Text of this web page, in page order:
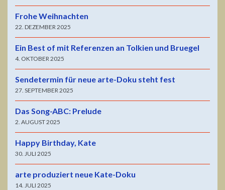
Frohe Weihnachten
22. DEZEMBER 2025
Ein Best of mit Referenzen an Tolkien und Bruegel
4. OKTOBER 2025
Sendetermin für neue arte-Doku steht fest
27. SEPTEMBER 2025
Das Song-ABC: Prelude
2. AUGUST 2025
Happy Birthday, Kate
30. JULI 2025
arte produziert neue Kate-Doku
14. JULI 2025